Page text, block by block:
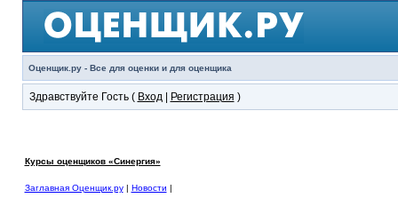
Оценщик.ру - Все для оценки и для оценщика
Здравствуйте Гость ( Вход| Регистрация )
Курсы оценщиков «Синергия»
Заглавная Оценщик.ру| Новости |